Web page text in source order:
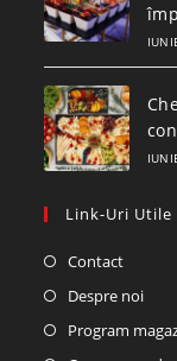
Link-Uri Utile
Contact
Despre noi
Program